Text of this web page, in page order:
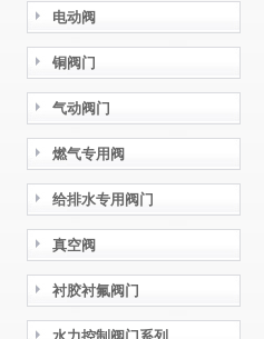
电动阀
铜阀门
气动阀门
燃气专用阀
给排水专用阀门
真空阀
衬胶衬氟阀门